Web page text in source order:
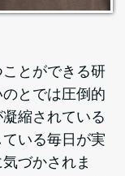
とができる研
とでは圧倒的
縮されている
いる毎日が実
づかされま